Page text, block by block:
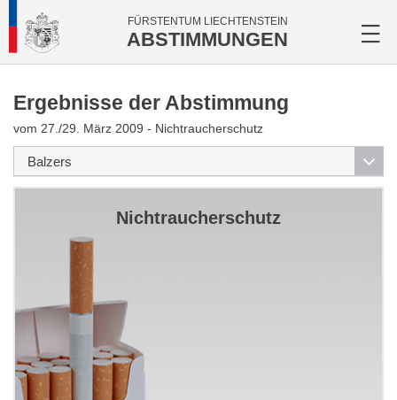
FÜRSTENTUM LIECHTENSTEIN
ABSTIMMUNGEN
Ergebnisse der Abstimmung
vom 27./29. März 2009 - Nichtraucherschutz
Nichtraucherschutz